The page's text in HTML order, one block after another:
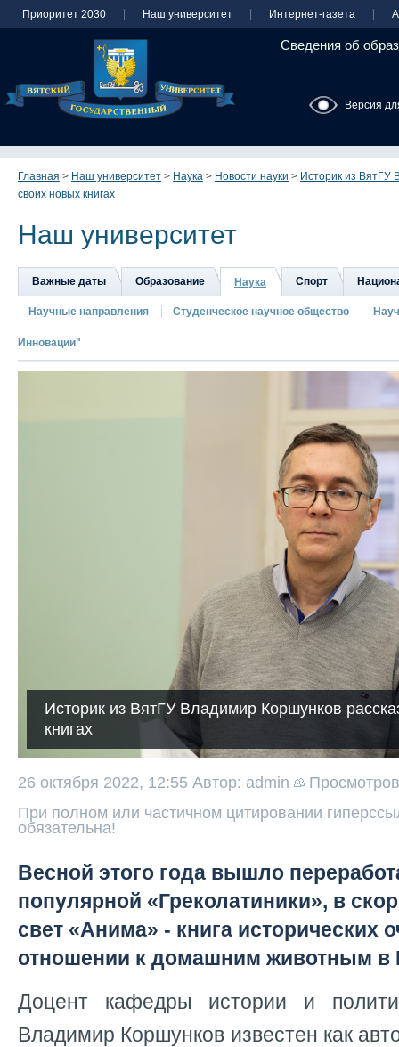
Приоритет 2030 Наш университет Интернет-газета
Сведения об
Версия
Главная > Наш университет > Наука > Новости науки > Историк из ВятГУ
своих новых книгах
Наш университет
Важные даты Образование Наука Спорт
Научные направления Студенческое научное общество
Инновации"
Историк из ВятГУ Владимир Коршунков
книгах
26 октября 2022, 12:55 Автор: admin
При полном или частичном цитировании
обязательна!
Весной этого года вышло
популярной «Греколатиники», в
свет «Анима» - книга исторических
отношении к домашним животным в
Доцент кафедры истории и
Владимир Коршунков известен как